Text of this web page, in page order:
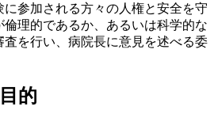
参加される方々の人権と安全を守
倫理的であるか、あるいは科学的な
を行い、病院長に意見を述べる委
的